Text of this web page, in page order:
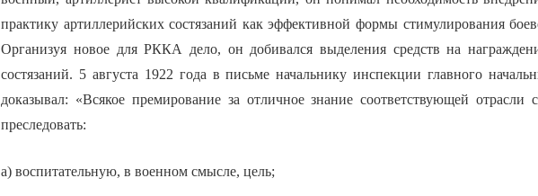
практику артиллерийских состязаний как эффективной формы стимулирования
Организуя новое для РККА дело, он добивался выделения средств на
состязаний. 5 августа 1922 года в письме начальнику инспекции главного
доказывал: «Всякое премирование за отличное знание соответствующей
преследовать:
а) воспитательную, в военном смысле, цель;